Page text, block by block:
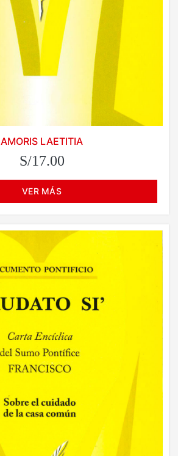
AMORIS LAETITIA
S/17.00
VER MÁS